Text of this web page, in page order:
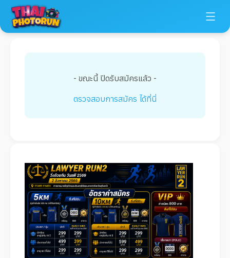
- ขณะนี้ ปิดรับสมัครแล้ว -
ตรวจสอบการสมัคร ได้ที่นี่